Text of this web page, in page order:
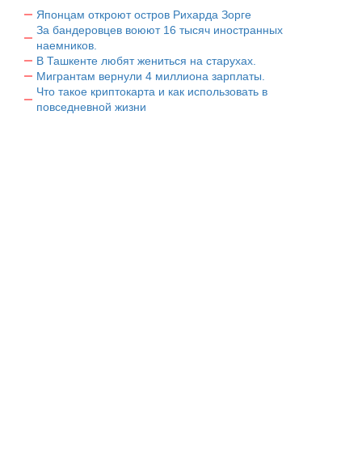
Японцам откроют остров Рихарда Зорге
За бандеровцев воюют 16 тысяч иностранных
наемников.
В Ташкенте любят жениться на старухах.
Мигрантам вернули 4 миллиона зарплаты.
Что такое криптокарта и как использовать в
повседневной жизни